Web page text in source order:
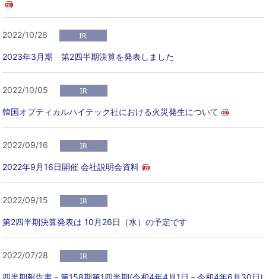
2022/10/26
2023年3月期 第2四半期決算を発表しました
2022/10/05
韓国オプティカルハイテック社における火災発生について
2022/09/16
2022年9月16日開催 会社説明会資料
2022/09/15
第2四半期決算発表は 10月26日（水）の予定です
2022/07/28
四半期報告書－第158期第1四半期(令和4年4月1日－令和4年6月30日)